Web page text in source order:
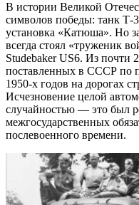
В истории Великой
символов победы: танк Т-
установка «Катюша». Но
всегда стоял «труженик
Studebaker US6. Из почти
поставленных в СССР по
1950-х годов на дорогах
Исчезновение целой
случайностью — это был
межгосударственных
послевоенного времени.